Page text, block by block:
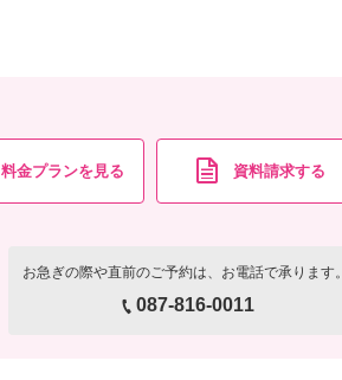
料金プランを見る 資料請求する
お急ぎの際や直前のご予約は、お電話で承ります。
087-816-0011